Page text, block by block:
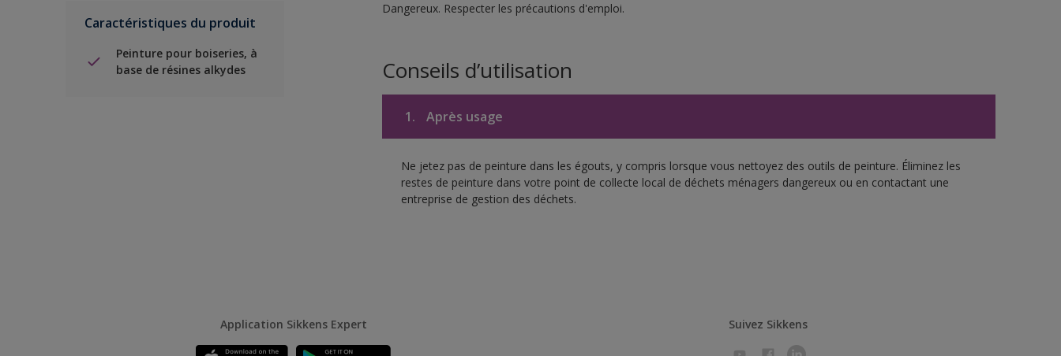
Caractéristiques du produit
Peinture pour boiseries, à
base de résines alkydes
Dangereux. Respecter les précautions d'emploi.
Conseils d’utilisation
1. Après usage
Ne jetez pas de peinture dans les égouts, y compris lorsque vous nettoyez des outils de peinture. Éliminez les
restes de peinture dans votre point de collecte local de déchets ménagers dangereux ou en contactant une
entreprise de gestion des déchets.
Application Sikkens Expert Suivez Sikkens